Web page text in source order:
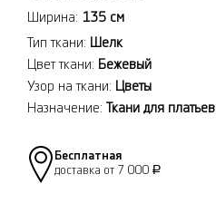
Ширина: 135 см
Тип ткани: Шелк
Цвет ткани: Бежевый
Узор на ткани: Цветы
Назначение: Ткани для платьев
Бесплатная
доставка от 7 000 Р